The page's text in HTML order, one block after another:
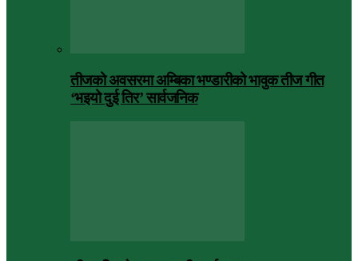
तीजको अवसरमा अम्बिका भण्डारीको भावुक तीज गीत
‘भइयो दुई तिर’ सार्वजनिक